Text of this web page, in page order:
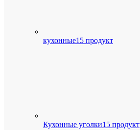
кухонные15 продукт
Кухонные уголки15 продукт